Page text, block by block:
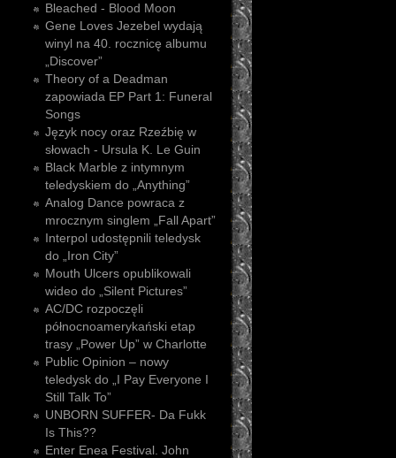
Bleached - Blood Moon
Gene Loves Jezebel wydają
winyl na 40. rocznicę albumu
„Discover”
Theory of a Deadman
zapowiada EP Part 1: Funeral
Songs
Język nocy oraz Rzeźbię w
słowach - Ursula K. Le Guin
Black Marble z intymnym
teledyskiem do „Anything”
Analog Dance powraca z
mrocznym singlem „Fall Apart”
Interpol udostępnili teledysk
do „Iron City”
Mouth Ulcers opublikowali
wideo do „Silent Pictures”
AC/DC rozpoczęli
północnoamerykański etap
trasy „Power Up” w Charlotte
Public Opinion – nowy
teledysk do „I Pay Everyone I
Still Talk To”
UNBORN SUFFER- Da Fukk
Is This??
Enter Enea Festival. John